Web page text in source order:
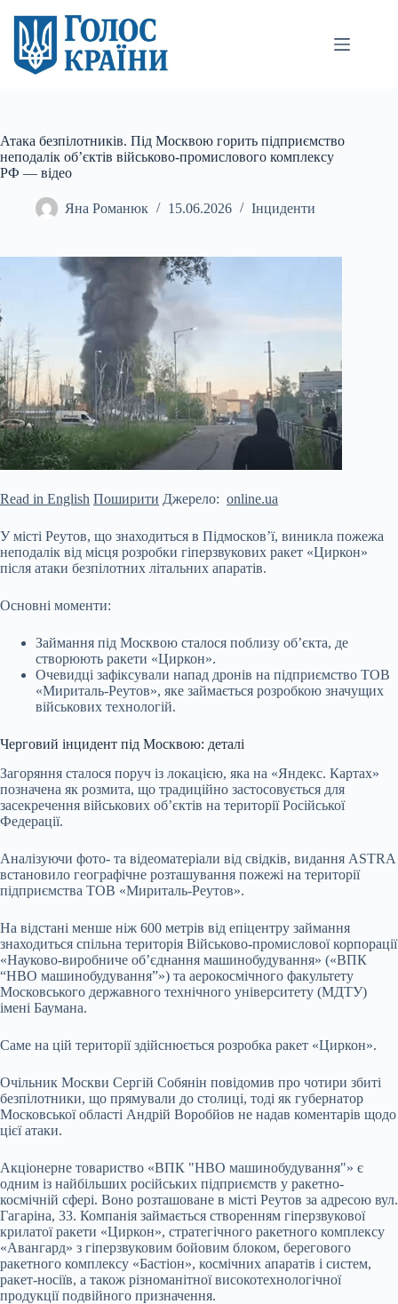
вмісту
Атака безпілотників. Під Москвою горить підприємство
неподалік об’єктів військово-промислового комплексу
РФ — відео
Яна Романюк 15.06.2026 Інциденти
Read in English Поширити Джерело: online.ua
У місті Реутов, що знаходиться в Підмосков’ї, виникла пожежа
неподалік від місця розробки гіперзвукових ракет «Циркон»
після атаки безпілотних літальних апаратів.
Основні моменти:
Займання під Москвою сталося поблизу об’єкта, де
створюють ракети «Циркон».
Очевидці зафіксували напад дронів на підприємство ТОВ
«Мириталь-Реутов», яке займається розробкою значущих
військових технологій.
Черговий інцидент під Москвою: деталі
Загоряння сталося поруч із локацією, яка на «Яндекс. Картах»
позначена як розмита, що традиційно застосовується для
засекречення військових об’єктів на території Російської
Федерації.
Аналізуючи фото- та відеоматеріали від свідків, видання ASTRA
встановило географічне розташування пожежі на території
підприємства ТОВ «Мириталь-Реутов».
На відстані менше ніж 600 метрів від епіцентру займання
знаходиться спільна територія Військово-промислової корпорації
«Науково-виробниче об’єднання машинобудування» («ВПК
“НВО машинобудування”») та аерокосмічного факультету
Московського державного технічного університету (МДТУ)
імені Баумана.
Саме на цій території здійснюється розробка ракет «Циркон».
Очільник Москви Сергій Собянін повідомив про чотири збиті
безпілотники, що прямували до столиці, тоді як губернатор
Московської області Андрій Воробйов не надав коментарів щодо
цієї атаки.
Акціонерне товариство «ВПК "НВО машинобудування"» є
одним із найбільших російських підприємств у ракетно-
космічній сфері. Воно розташоване в місті Реутов за адресою вул.
Гагаріна, 33. Компанія займається створенням гіперзвукової
крилатої ракети «Циркон», стратегічного ракетного комплексу
«Авангард» з гіперзвуковим бойовим блоком, берегового
ракетного комплексу «Бастіон», космічних апаратів і систем,
ракет-носіїв, а також різноманітної високотехнологічної
продукції подвійного призначення.